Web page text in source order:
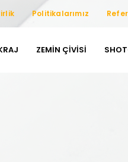
Politikalarımız
ZEMIN ÇIVISI